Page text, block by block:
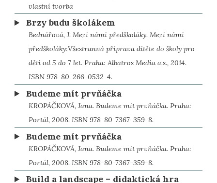
vlastní tvorba
Brzy budu školákem
Bednářová, J. Mezi námi předškoláky. Mezi námi
předškoláky:Všestranná příprava dítěte do školy pro
děti od 5 do 7 let. Praha: Albatros Media a.s., 2014.
ISBN 978-80-266-0532-4.
Budeme mít prvňáčka
KROPÁČKOVÁ, Jana. Budeme mít prvňáčka. Praha:
Portál, 2008. ISBN 978-80-7367-359-8.
Budeme mít prvňáčka
KROPÁČKOVÁ, Jana. Budeme mít prvňáčka. Praha:
Portál, 2008. ISBN 978-80-7367-359-8.
Build a landscape – didaktická hra